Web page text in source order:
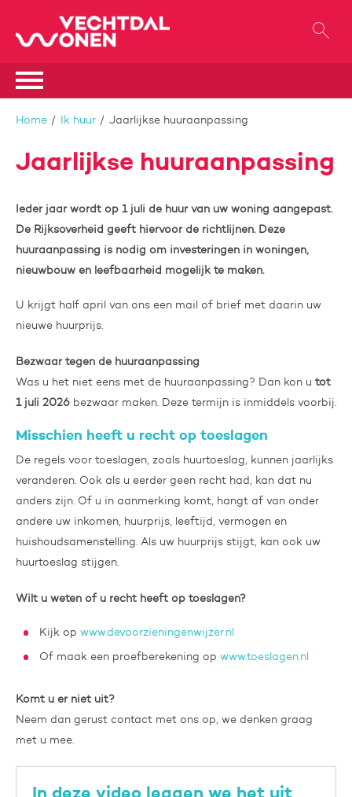
Naar hoofdinhoud
Naar hoofdnavigatiemenu
Naar zoeken
Naar de homepage
Ga naar Hoofd
Home Ik huur Jaarlijkse huuraanpassing
Jaarlijkse huuraanpassing
Ieder jaar wordt op 1 juli de huur van uw woning aangepast.
De Rijksoverheid geeft hiervoor de richtlijnen. Deze
huuraanpassing is nodig om investeringen in woningen,
nieuwbouw en leefbaarheid mogelijk te maken.
U krijgt half april van ons een mail of brief met daarin uw
nieuwe huurprijs.
Bezwaar tegen de huuraanpassing
Was u het niet eens met de huuraanpassing? Dan kon u tot
1 juli 2026 bezwaar maken. Deze termijn is inmiddels voorbij.
Misschien heeft u recht op toeslagen
De regels voor toeslagen, zoals huurtoeslag, kunnen jaarlijks
veranderen. Ook als u eerder geen recht had, kan dat nu
anders zijn. Of u in aanmerking komt, hangt af van onder
andere uw inkomen, huurprijs, leeftijd, vermogen en
huishoudsamenstelling. Als uw huurprijs stijgt, kan ook uw
huurtoeslag stijgen.
Wilt u weten of u recht heeft op toeslagen?
Kijk op www.devoorzieningenwijzer.nl
Of maak een proefberekening op www.toeslagen.nl
Komt u er niet uit?
Neem dan gerust contact met ons op, we denken graag
met u mee.
In deze video leggen we het uit